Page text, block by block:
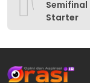
Semifinal
Starter